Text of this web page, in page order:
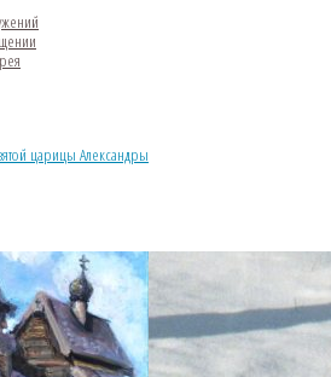
царицы Александры
и фотогалерея